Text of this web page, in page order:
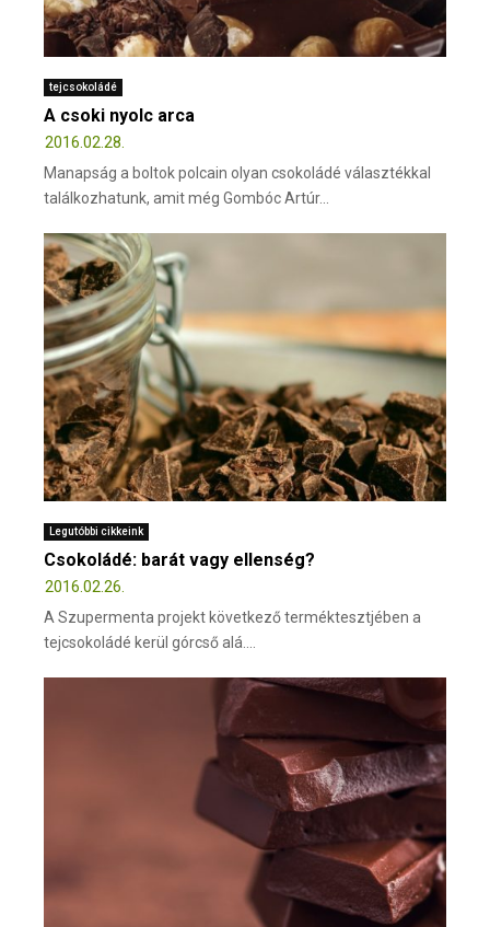
tejcsokoládé
A csoki nyolc arca
2016.02.28.
Manapság a boltok polcain olyan csokoládé választékkal
találkozhatunk, amit még Gombóc Artúr...
Legutóbbi cikkeink
Csokoládé: barát vagy ellenség?
2016.02.26.
A Szupermenta projekt következő terméktesztjében a
tejcsokoládé kerül górcső alá....